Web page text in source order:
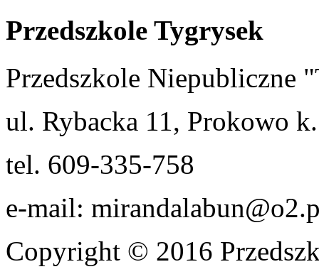
Przedszkole Tygrysek
Przedszkole Niepubliczne
ul. Rybacka 11, Prokowo
tel. 609-335-758
e-mail:
Copyright © 2016